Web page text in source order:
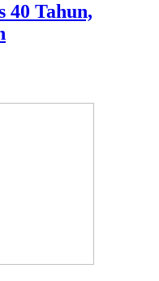
40 Tahun,